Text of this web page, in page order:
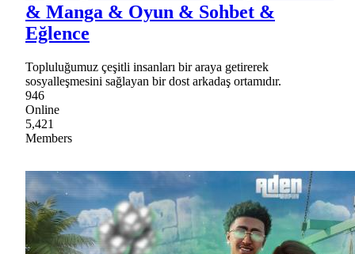
& Manga & Oyun & Sohbet &
Eğlence
Topluluğumuz çeşitli insanları bir araya getirerek
sosyalleşmesini sağlayan bir dost arkadaş ortamıdır.
946
Online
5,421
Members